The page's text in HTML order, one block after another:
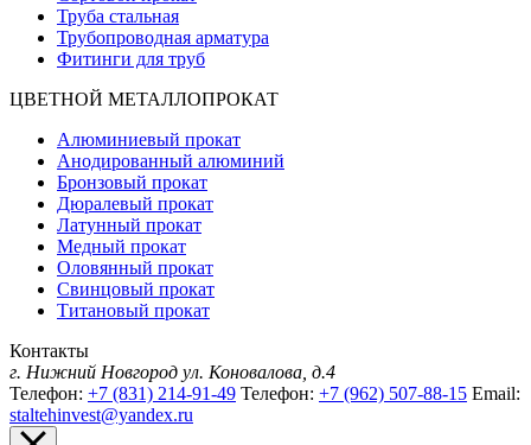
Труба стальная
Трубопроводная арматура
Фитинги для труб
ЦВЕТНОЙ МЕТАЛЛОПРОКАТ
Алюминиевый прокат
Анодированный алюминий
Бронзовый прокат
Дюралевый прокат
Латунный прокат
Медный прокат
Оловянный прокат
Свинцовый прокат
Титановый прокат
Контакты
г. Нижний Новгород ул. Коновалова, д.4
Телефон: +7 (831) 214-91-49 Телефон: +7 (962) 507-88-15 Email:
staltehinvest@yandex.ru